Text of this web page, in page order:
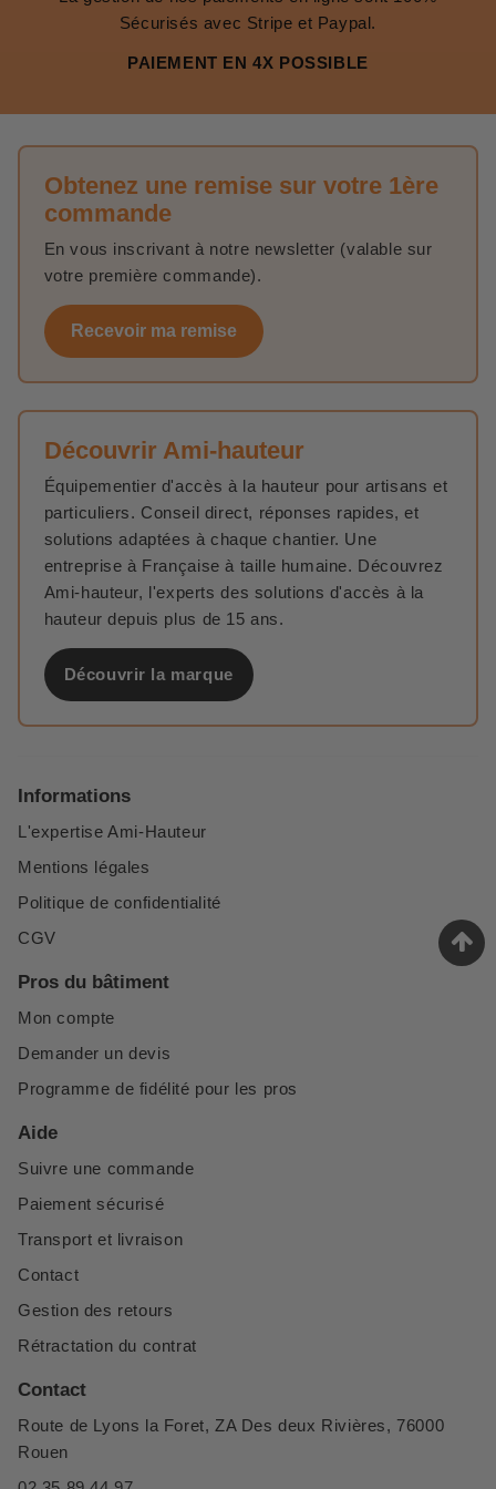
Sécurisés avec Stripe et Paypal.
PAIEMENT EN 4X POSSIBLE
Obtenez une remise sur votre 1ère
commande
En vous inscrivant à notre newsletter (valable sur
votre première commande).
Recevoir ma remise
Découvrir Ami-hauteur
Équipementier d'accès à la hauteur pour artisans et
particuliers. Conseil direct, réponses rapides, et
solutions adaptées à chaque chantier. Une
entreprise à Française à taille humaine. Découvrez
Ami-hauteur, l'experts des solutions d'accès à la
hauteur depuis plus de 15 ans.
Découvrir la marque
Informations
L'expertise Ami-Hauteur
Mentions légales
Politique de confidentialité
CGV
Pros du bâtiment
Mon compte
Demander un devis
Programme de fidélité pour les pros
Aide
Suivre une commande
Paiement sécurisé
Transport et livraison
Contact
Gestion des retours
Rétractation du contrat
Contact
Route de Lyons la Foret, ZA Des deux Rivières, 76000
Rouen